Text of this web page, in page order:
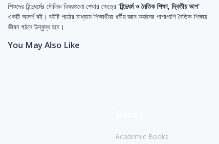
শিশুদের হিন্দুধর্মের মৌলিক বিষয়গুলো শেখার ক্ষেত্রে ‘হিন্দুধর্ম ও নৈতিক শিক্ষা, দ্বিতীয় ভাগ’
একটি আদর্শ বই। বইটি পাঠের মাধ্যমে শিক্ষার্থীরা ধর্মীয় জ্ঞান অর্জনের পাশাপাশি নৈতিক শিক্ষায়
জীবন গঠনে উদ্বুদ্ধ হবে।
You May Also Like
Academic Books